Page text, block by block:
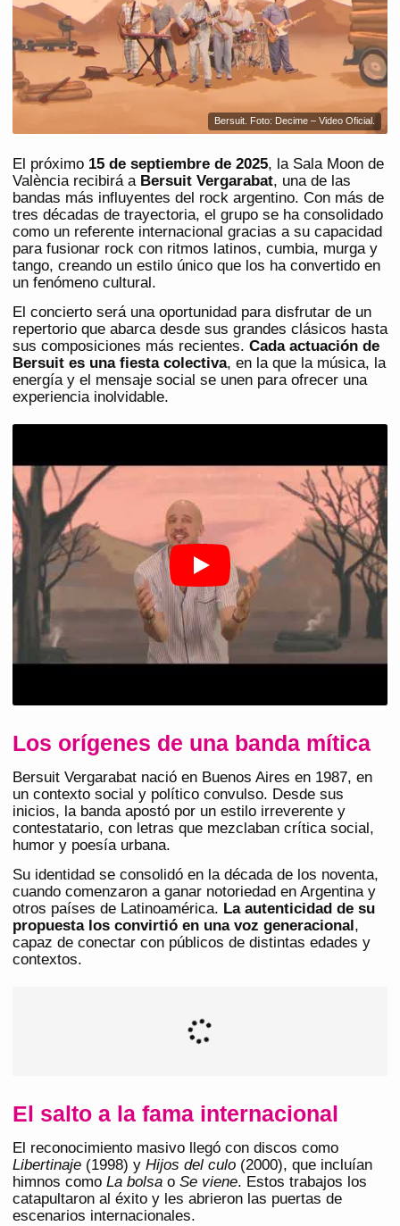
Bersuit. Foto: Decime – Video Oficial.
El próximo 15 de septiembre de 2025, la Sala Moon de
València recibirá a Bersuit Vergarabat, una de las
bandas más influyentes del rock argentino. Con más de
tres décadas de trayectoria, el grupo se ha consolidado
como un referente internacional gracias a su capacidad
para fusionar rock con ritmos latinos, cumbia, murga y
tango, creando un estilo único que los ha convertido en
un fenómeno cultural.
El concierto será una oportunidad para disfrutar de un
repertorio que abarca desde sus grandes clásicos hasta
sus composiciones más recientes. Cada actuación de
Bersuit es una fiesta colectiva, en la que la música, la
energía y el mensaje social se unen para ofrecer una
experiencia inolvidable.
Los orígenes de una banda mítica
Bersuit Vergarabat nació en Buenos Aires en 1987, en
un contexto social y político convulso. Desde sus
inicios, la banda apostó por un estilo irreverente y
contestatario, con letras que mezclaban crítica social,
humor y poesía urbana.
Su identidad se consolidó en la década de los noventa,
cuando comenzaron a ganar notoriedad en Argentina y
otros países de Latinoamérica. La autenticidad de su
propuesta los convirtió en una voz generacional ,
capaz de conectar con públicos de distintas edades y
contextos.
El salto a la fama internacional
El reconocimiento masivo llegó con discos como
Libertinaje (1998) y Hijos del culo (2000), que incluían
himnos como La bolsa o Se viene. Estos trabajos los
catapultaron al éxito y les abrieron las puertas de
escenarios internacionales.